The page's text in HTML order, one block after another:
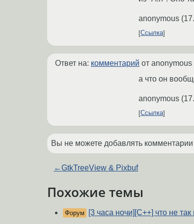
anonymous (
Ссылка
Ответ на: комментарий от anonymous
а что он
anonymous (
Ссылка
Вы не можете добавлять
←GtkTreeView & Pixbuf
Похожие темы
Форум [3 часа ночи][C++] что не